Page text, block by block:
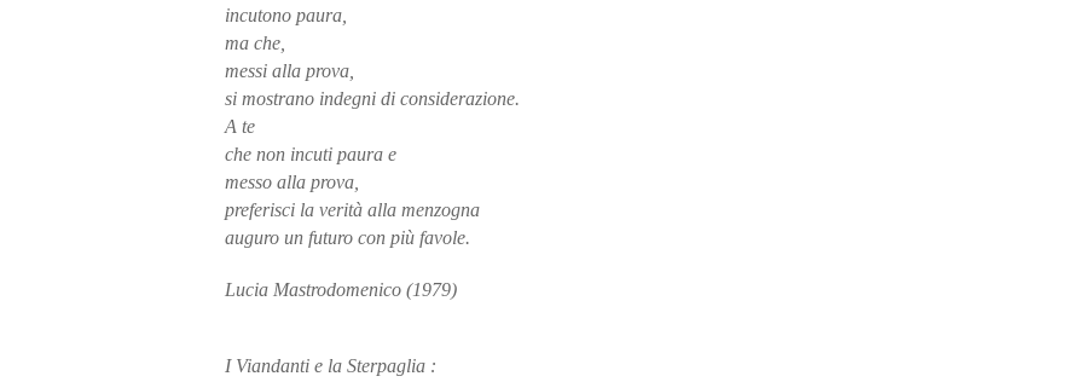
incutono paura,
ma che,
messi alla prova,
si mostrano indegni di considerazione.
A te
che non incuti paura e
messo alla prova,
preferisci la verità alla menzogna
auguro un futuro con più favole.
Lucia Mastrodomenico (1979)
I Viandanti e la Sterpaglia :